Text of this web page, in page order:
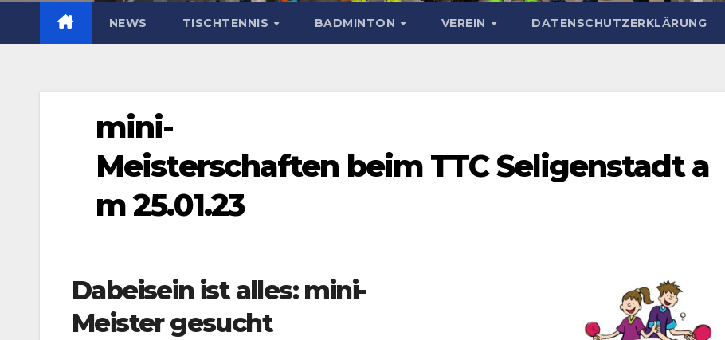
NEWS TISCHTENNIS BADMINTON VEREIN DATENSCHUTZERKLÄRUNG
mini-
Meisterschaften beim TTC Seligenstadt a
m 25.01.23
Dabeisein ist alles: mini-
Meister gesucht